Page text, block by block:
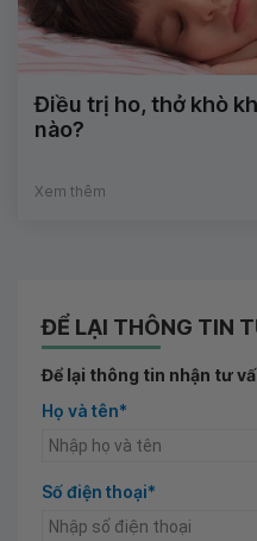
Điều trị ho, thở khò
nào?
Xem thêm
ĐỂ LẠI THÔNG TIN
Để lại thông tin nhận tư
Họ và tên*
Số điện thoại*